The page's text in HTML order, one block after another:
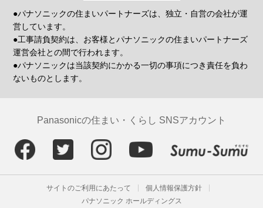
●パナソニックの住まいパートナーズは、独立・自営の会社が運
営しています。
●工事請負契約は、お客様とパナソニックの住まいパートナーズ
運営会社との間で行われます。
●パナソニックは当該契約にかかる一切の事項につき責任を負わ
ないものとします。
Panasonicの住まい・くらし SNSアカウント
サイトのご利用にあたって
個人情報保護方針
パナソニック ホールディングス